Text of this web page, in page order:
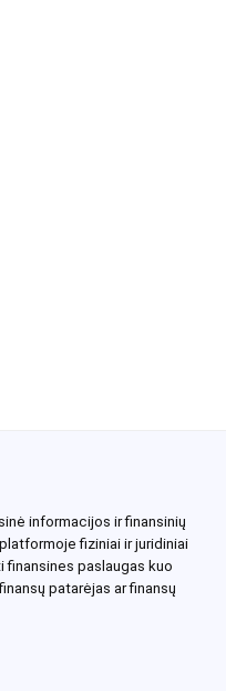
informacijos ir finansinių
fiziniai ir juridiniai
finansines paslaugas kuo
patarėjas ar finansų